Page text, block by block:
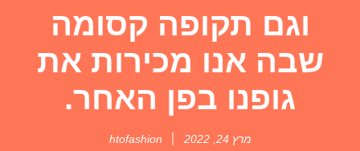
וגם תקופה קסומה
שבה אנו מכירות את
גופנו בפן האחר.
מרץ 24, 2022 htofashion